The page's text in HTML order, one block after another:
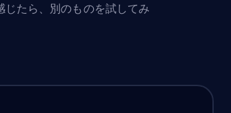
たら、別のものを試してみ